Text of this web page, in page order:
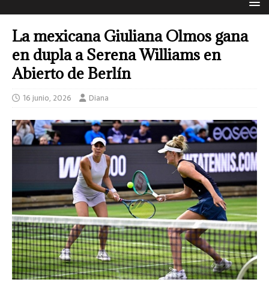
La mexicana Giuliana Olmos gana
en dupla a Serena Williams en
Abierto de Berlín
16 junio, 2026 Diana